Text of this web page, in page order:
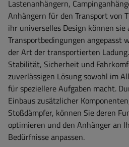
Lastenanhängern,
Anhängern für den Transport von
ihr universelles Design können sie
Transportbedingungen angepasst
der Art der transportierten
Stabilität, Sicherheit und
zuverlässigen Lösung sowohl im
für speziellere Aufgaben macht.
Einbaus zusätzlicher
Stoßdämpfer, können Sie deren
optimieren und den Anhänger an
Bedürfnisse anpassen.